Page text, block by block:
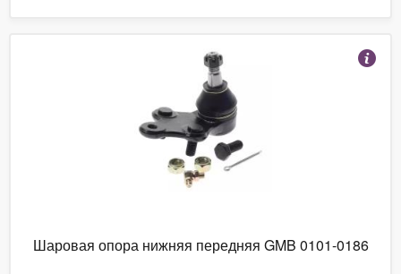
Шаровая опора нижняя передняя GMB 0101-0186